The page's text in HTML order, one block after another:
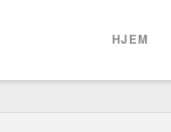
HJEM